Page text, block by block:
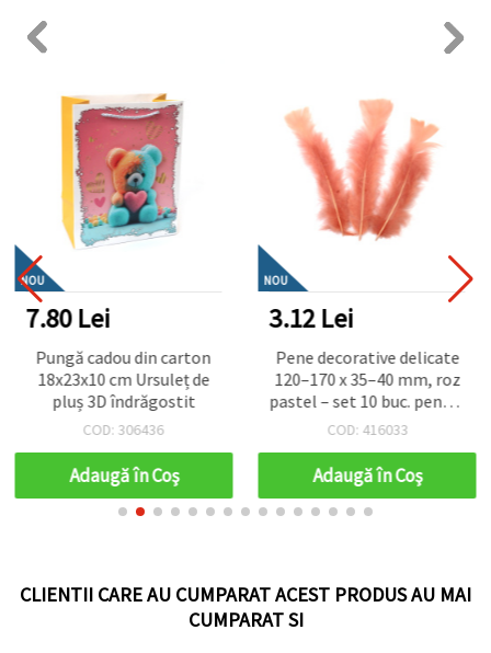
NOU
7.80 Lei
Pungă cadou din carton
18x23x10 cm Ursuleț de
pluș 3D îndrăgostit
COD: 306436
Adaugă în Coş
NOU
3.12 Lei
Pene decorative delicate
120–170 x 35–40 mm, roz
pastel – set 10 buc. pentru
proiecte romantice
decorațiuni elegante
COD: 416033
Adaugă în Coş
CLIENTII CARE AU CUMPARAT ACEST PRODUS AU MAI
CUMPARAT SI